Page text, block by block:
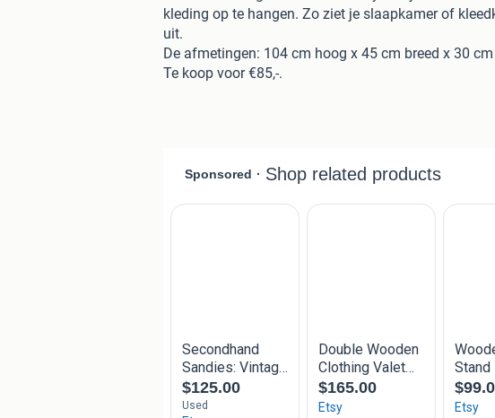
kleding op te hangen. Zo ziet je slaapkamer of
uit.
De afmetingen: 104 cm hoog x 45 cm breed x 30
Te koop voor €85,-.